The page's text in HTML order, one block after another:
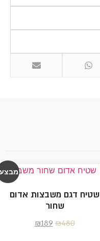
מבצע!
שטיח דגם משבצות אדום
שחור
₪480
₪189